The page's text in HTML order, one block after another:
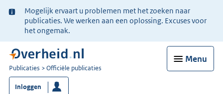
Ter
informatie:
Mogelijk ervaart u problemen met het zoeken naar
publicaties. We werken aan een oplossing. Excuses voor
het ongemak.
Menu
U
bent
nu
Publicaties Officiële publicaties
Inloggen